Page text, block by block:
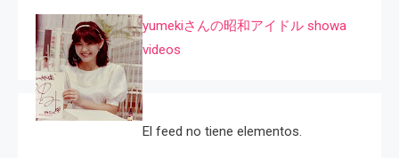
yumekiさんの昭和アイドル showa
videos
El feed no tiene elementos.